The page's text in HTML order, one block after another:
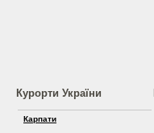
Курорти України
Карпати